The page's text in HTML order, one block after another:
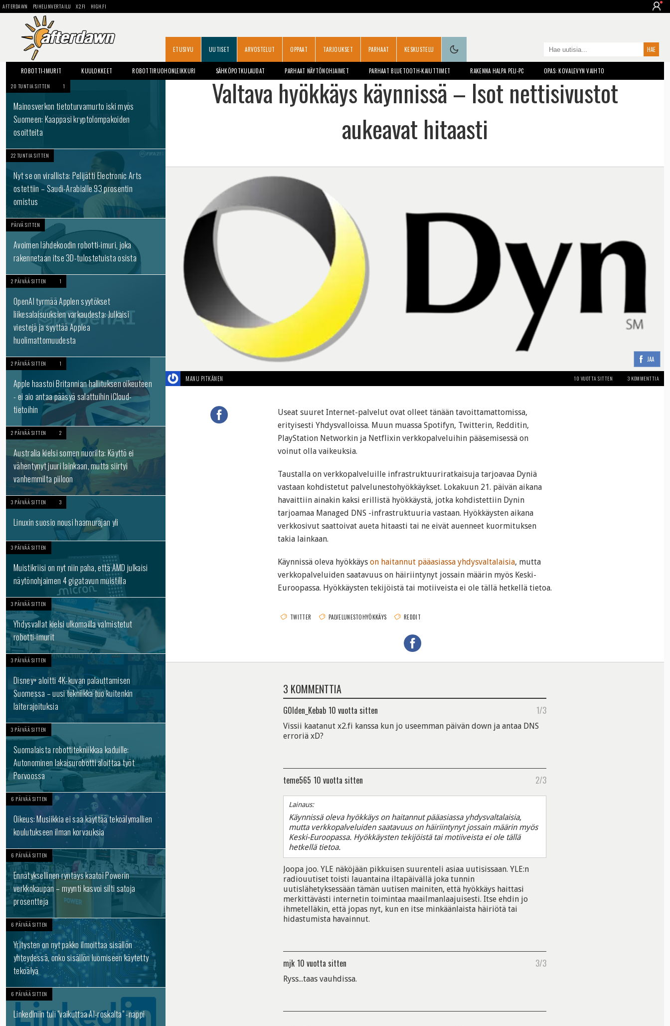
AFTERDAWN PUHELINVERTAILU X2.FI HIGH.FI
ETUSIVU UUTISET ARVOSTELUT OPPAAT TARJOUKSET PARHAAT KESKUSTELU
ROBOTTI-IMURIT KUULOKKEET ROBOTTIRUOHONLEIKKURI SÄHKÖPOTKULAUDAT PARHAAT NÄYTÖNOHJAIMET PARHAAT BLUETOOTH-KAIUTTIMET RAKENNA HALPA PELI-PC OPAS: KOVALEVYN VAIHTO
20 TUNTIA SITTEN 1
Mainosverkon tietoturvamurto iski myös
Suomeen: Kaappasi kryptolompakoiden
osoitteita
22 TUNTIA SITTEN
Nyt se on virallista: Pelijätti Electronic Arts
ostettiin – Saudi-Arabialle 93 prosentin
omistus
PÄIVÄ SITTEN
Avoimen lähdekoodin robotti-imuri, joka
rakennetaan itse 3D-tulostetuista osista
2 PÄIVÄÄ SITTEN 1
OpenAI tyrmää Applen syytökset
liikesalaisuuksien varkaudesta: Julkaisi
viestejä ja syyttää Applea
huolimattomuudesta
2 PÄIVÄÄ SITTEN 1
Apple haastoi Britannian hallituksen oikeuteen
- ei aio antaa pääsyä salattuihin iCloud-
tietoihin
2 PÄIVÄÄ SITTEN 2
Australia kielsi somen nuorilta: Käyttö ei
vähentynyt juuri lainkaan, mutta siirtyi
vanhemmilta piiloon
3 PÄIVÄÄ SITTEN 3
Linuxin suosio nousi haamurajan yli
3 PÄIVÄÄ SITTEN
Muistikriisi on nyt niin paha, että AMD julkaisi
näytönohjaimen 4 gigatavun muistilla
3 PÄIVÄÄ SITTEN
Yhdysvallat kielsi ulkomailla valmistetut
robotti-imurit
3 PÄIVÄÄ SITTEN
Disney+ aloitti 4K-kuvan palauttamisen
Suomessa – uusi tekniikka tuo kuitenkin
laiterajoituksia
3 PÄIVÄÄ SITTEN
Suomalaista robottitekniikkaa kaduille:
Autonominen lakaisurobotti aloittaa työt
Porvoossa
6 PÄIVÄÄ SITTEN
Oikeus: Musiikkia ei saa käyttää tekoälymallien
koulutukseen ilman korvauksia
6 PÄIVÄÄ SITTEN
Ennätyksellinen ryntäys kaatoi Powerin
verkkokaupan – myynti kasvoi silti satoja
prosentteja
6 PÄIVÄÄ SITTEN
Yritysten on nyt pakko ilmoittaa sisällön
yhteydessä, onko sisällön luomiseen käytetty
tekoälyä
6 PÄIVÄÄ SITTEN
LinkedIniin tuli "vaikuttaa AI-roskalta" -nappi
Valtava hyökkäys käynnissä – Isot nettisivustot
aukeavat hitaasti
JAA
MANU PITKÄNEN 10 VUOTTA SITTEN 3 KOMMENTTIA
Useat suuret Internet-palvelut ovat olleet tänään tavoittamattomissa,
erityisesti Yhdysvalloissa. Muun muassa Spotifyn, Twitterin, Redditin,
PlayStation Networkin ja Netflixin verkkopalveluihin pääsemisessä on
voinut olla vaikeuksia.
Taustalla on verkkopalveluille infrastruktuuriratkaisuja tarjoavaa Dyniä
vastaan kohdistetut palvelunestohyökkäykset. Lokakuun 21. päivän aikana
havaittiin ainakin kaksi erillistä hyökkäystä, jotka kohdistettiin Dynin
tarjoamaa Managed DNS -infrastruktuuria vastaan. Hyökkäysten aikana
verkkosivut saattoivat aueta hitaasti tai ne eivät auenneet kuormituksen
takia lainkaan.
Käynnissä oleva hyökkäys on haitannut pääasiassa yhdysvaltalaisia, mutta
verkkopalveluiden saatavuus on häiriintynyt jossain määrin myös Keski-
Euroopassa. Hyökkäysten tekijöistä tai motiiveista ei ole tällä hetkellä tietoa.
TWITTER PALVELUNESTOHYÖKKÄYS REDDIT
3 KOMMENTTIA
G0lden_Kebab 10 vuotta sitten 1/3
Vissii kaatanut x2.fi kanssa kun jo useemman päivän down ja antaa DNS
erroriä xD?
teme565 10 vuotta sitten 2/3
Lainaus:
Käynnissä oleva hyökkäys on haitannut pääasiassa yhdysvaltalaisia,
mutta verkkopalveluiden saatavuus on häiriintynyt jossain määrin myös
Keski-Euroopassa. Hyökkäysten tekijöistä tai motiiveista ei ole tällä
hetkellä tietoa.
Joopa joo. YLE näköjään pikkuisen suurenteli asiaa uutisissaan. YLE:n
radiouutiset toisti lauantaina iltapäivällä joka tunnin
uutislähetyksessään tämän uutisen mainiten, että hyökkäys haittasi
merkittävästi internetin toimintaa maailmanlaajuisesti. Itse ehdin jo
ihmetelläkin, että jopas nyt, kun en itse minkäänlaista häiriötä tai
hidastumista havainnut.
mjk 10 vuotta sitten 3/3
Ryss...taas vauhdissa.